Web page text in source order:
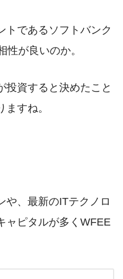
トであるソフトバンク
性が良いのか。
投資すると決めたこと
すね。
や、最新のITテクノロ
ャピタルが多くWFEE